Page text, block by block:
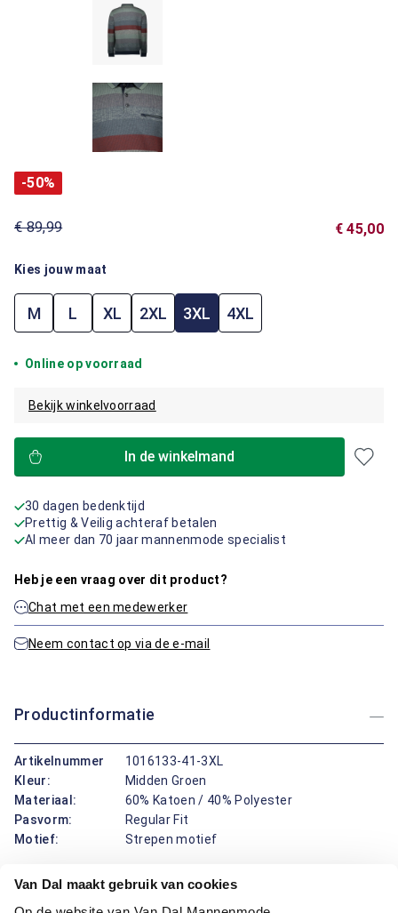
Van Dal maakt gebruik van cookies
-50%
€ 89,99 € 45,00
Kies jouw maat
M L XL 2XL 3XL 4XL
Online op voorraad
Bekijk winkelvoorraad
In de winkelmand
30 dagen bedenktijd
Prettig & Veilig achteraf betalen
Al meer dan 70 jaar mannenmode specialist
Heb je een vraag over dit product?
Chat met een medewerker
Neem contact op via de e-mail
Productinformatie
Artikelnummer
1016133-41-3XL
Kleur:
Midden Groen
Materiaal:
60% Katoen / 40% Polyester
Pasvorm:
Regular Fit
Motief:
Strepen motief
Deze trui van Bartlett combineert een regular fit pasvorm
met een gestreept patroon, wat zorgt voor een levendige